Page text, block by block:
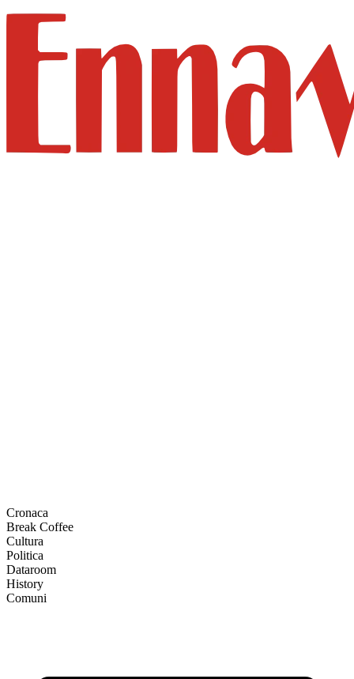
Cronaca
Break Coffee
Cultura
Politica
Dataroom
History
Comuni